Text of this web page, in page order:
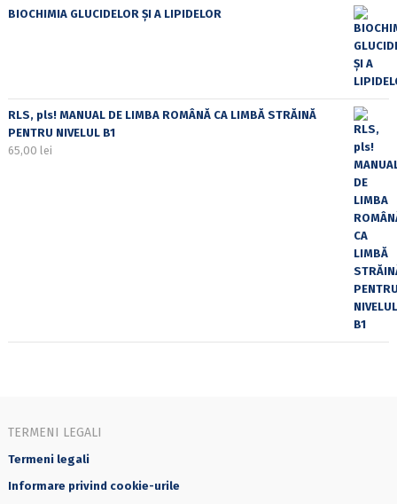
BIOCHIMIA GLUCIDELOR ȘI A LIPIDELOR
RLS, pls! MANUAL DE LIMBA ROMÂNĂ CA LIMBĂ STRĂINĂ
PENTRU NIVELUL B1
65,00 lei
TERMENI LEGALI
Termeni legali
Informare privind cookie-urile